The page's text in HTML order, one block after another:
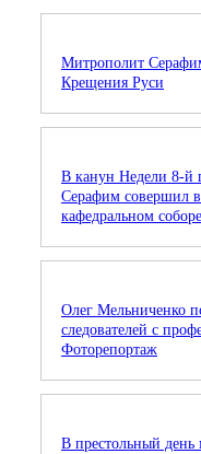
Митрополит
Крещения Руси
В канун Недели 8-й
Серафим совершил
кафедральном
Олег Мельниченко
следователей с
Фоторепортаж
В престольный